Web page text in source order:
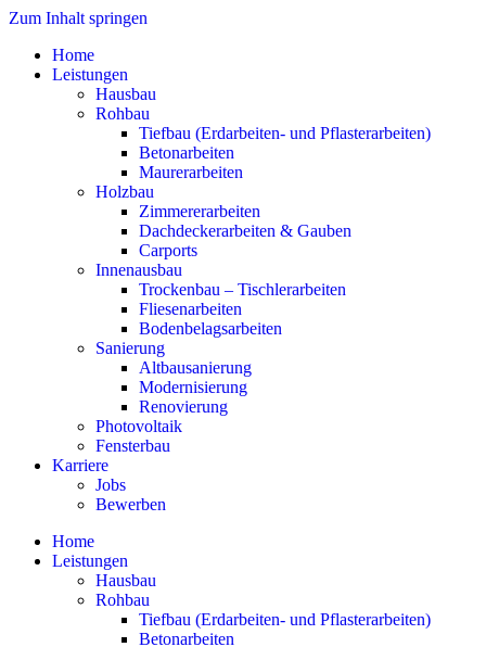
Zum Inhalt springen
Home
Leistungen
Hausbau
Rohbau
Tiefbau (Erdarbeiten- und Pflasterarbeiten)
Betonarbeiten
Maurerarbeiten
Holzbau
Zimmererarbeiten
Dachdeckerarbeiten & Gauben
Carports
Innenausbau
Trockenbau – Tischlerarbeiten
Fliesenarbeiten
Bodenbelagsarbeiten
Sanierung
Altbausanierung
Modernisierung
Renovierung
Photovoltaik
Fensterbau
Karriere
Jobs
Bewerben
Home
Leistungen
Hausbau
Rohbau
Tiefbau (Erdarbeiten- und Pflasterarbeiten)
Betonarbeiten